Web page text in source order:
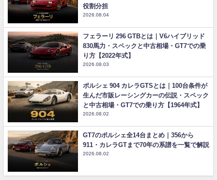
役割分担
2026.08.04
フェラーリ 296 GTBとは｜V6ハイブリッド
830馬力・スペックと中古相場・GT7での乗
り方【2022年式】
2026.08.03
ポルシェ 904 カレラGTSとは｜100台条件が
生んだ市販レーシングカーの伝説・スペック
と中古相場・GT7での乗り方【1964年式】
2026.08.02
GT7のポルシェ全14台まとめ｜356から
911・カレラGTまで70年の系譜を一覧で解説
2026.08.02